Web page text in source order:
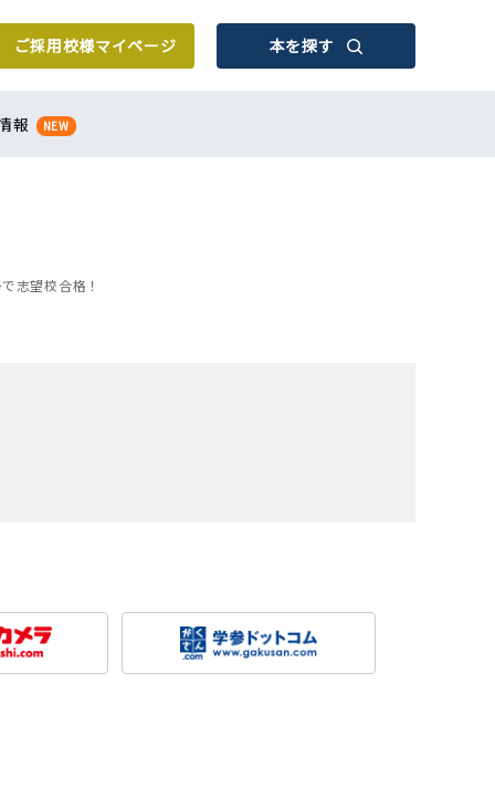
ご採用校様マイページ 本を探す
報 NEW
志望校合格！